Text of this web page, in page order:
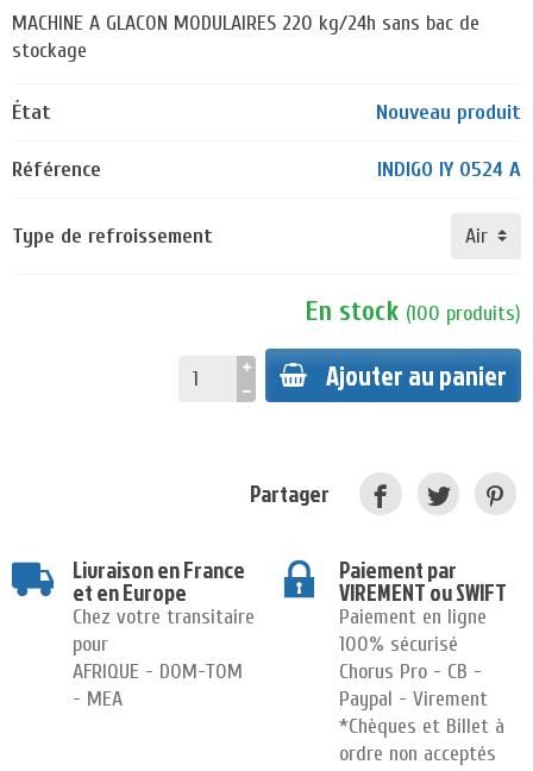
MACHINE A GLACON MODULAIRES 220 kg/24h sans bac de
stockage
État Nouveau produit
Référence INDIGO IY 0524 A
Type de refroissement
En stock (100 produits)
Ajouter au panier
Partager
Livraison en France
et en Europe
Chez votre transitaire
pour
AFRIQUE - DOM-TOM
- MEA
Paiement par
VIREMENT ou SWIFT
Paiement en ligne
100% sécurisé
Chorus Pro - CB -
Paypal - Virement
*Chèques et Billet à
ordre non acceptés